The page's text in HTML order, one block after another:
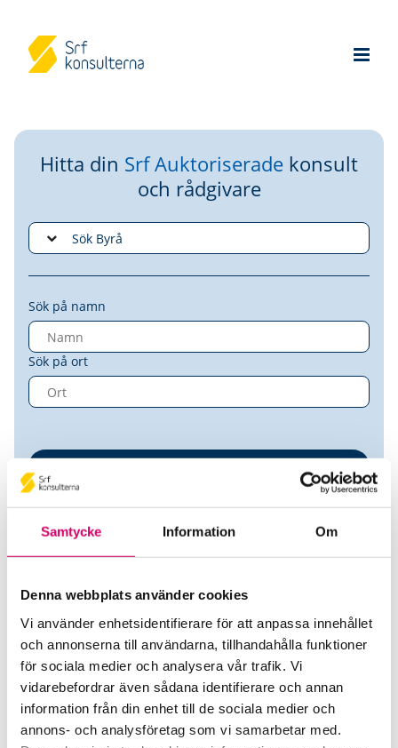
Samtycke Information Om
Denna webbplats använder cookies
Vi använder enhetsidentifierare för att anpassa innehållet
och annonserna till användarna, tillhandahålla funktioner
för sociala medier och analysera vår trafik. Vi
vidarebefordrar även sådana identifierare och annan
information från din enhet till de sociala medier och
annons- och analysföretag som vi samarbetar med.
Hitta din Srf Auktoriserade konsult
och rådgivare
Sök på namn
Sök på ort
Emma Axelsson
Srf Auktoriserade konsulter
Emma Axelsson
Auktoriserad Redovisningskonsult